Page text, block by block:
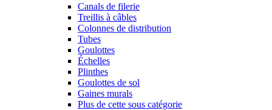
Canals de filerie
Treillis à câbles
Colonnes de distribution
Tubes
Goulottes
Échelles
Plinthes
Goulottes de sol
Gaines murals
Plus de cette sous catégorie